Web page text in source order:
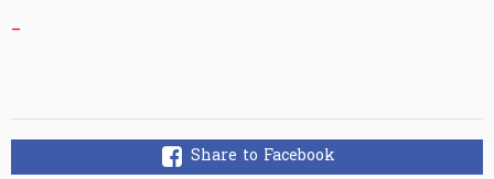
_
Share to Facebook